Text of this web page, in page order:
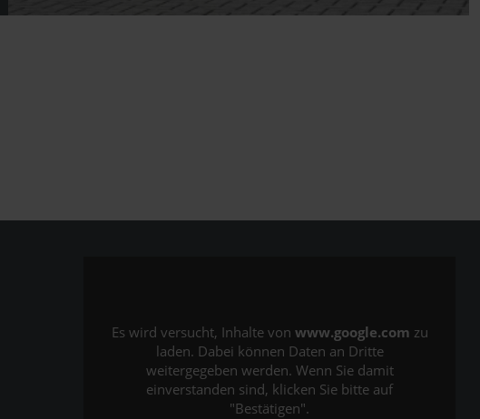
Es wird versucht, Inhalte von www.google.com zu
laden. Dabei können Daten an Dritte
weitergegeben werden. Wenn Sie damit
einverstanden sind, klicken Sie bitte auf
"Bestätigen".